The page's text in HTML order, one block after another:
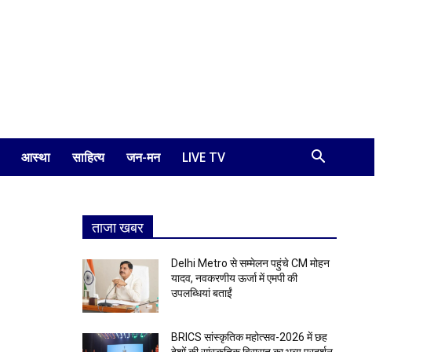
आस्था साहित्य जन-मन LIVE TV
ताजा खबर
Delhi Metro से सम्मेलन पहुंचे CM मोहन
यादव, नवकरणीय ऊर्जा में एमपी की
उपलब्धियां बताईं
BRICS सांस्कृतिक महोत्सव-2026 में छह